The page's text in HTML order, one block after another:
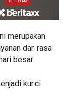
merupakan
dan rasa
besar
kunci